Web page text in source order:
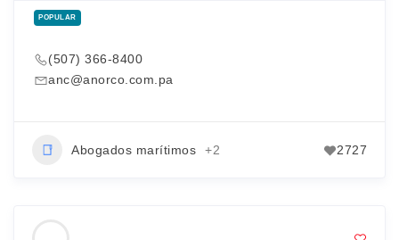
POPULAR
(507) 366-8400
anc@anorco.com.pa
Abogados marítimos +2 2727